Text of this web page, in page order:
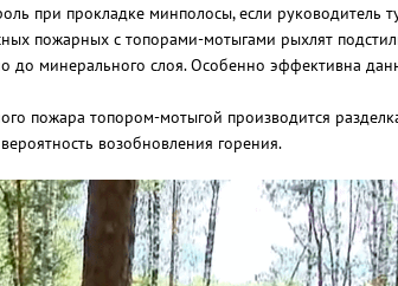
при прокладке минполосы, если руководитель
пожарных с топорами-мотыгами рыхлят
до минерального слоя. Особенно эффективна
пожара топором-мотыгой производится
возобновления горения.